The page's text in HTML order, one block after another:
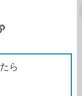
ク
を
コ
ら